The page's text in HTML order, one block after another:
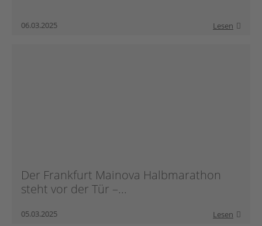
06.03.2025 Lesen
Der Frankfurt Mainova Halbmarathon
steht vor der Tür –...
05.03.2025 Lesen